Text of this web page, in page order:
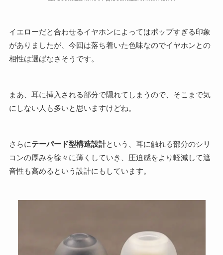
イエローだと合わせるイヤホンによってはポップすぎる印象
がありましたが、今回は落ち着いた色味なのでイヤホンとの
相性は選ばなさそうです。
まあ、耳に挿入される部分で隠れてしまうので、そこまで気
にしない人も多いと思いますけどね。
さらにテーパード型構造設計という、耳に触れる部分のシリ
コンの厚みを徐々に薄くしていき、圧迫感をより軽減して遮
音性も高めるという設計にもしています。